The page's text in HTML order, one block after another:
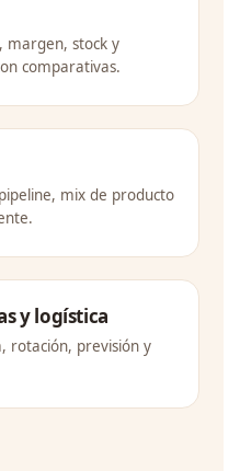
margen, stock y
comparativas.
mix de producto
y logística
rotación, previsión y